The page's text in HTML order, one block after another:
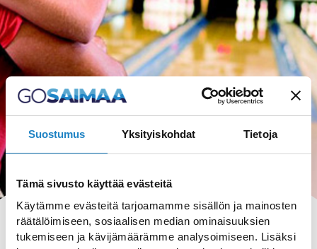
Suostumus Yksityiskohdat Tietoja
Tämä sivusto käyttää evästeitä
Käytämme evästeitä tarjoamamme sisällön ja mainosten
räätälöimiseen, sosiaalisen median ominaisuuksien
tukemiseen ja kävijämäärämme analysoimiseen. Lisäksi